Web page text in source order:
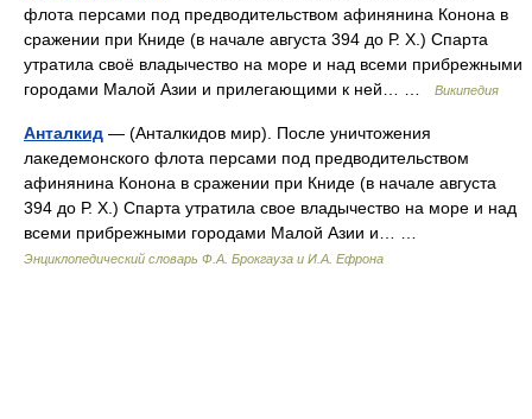
флота персами под предводительством афинянина Конона в
сражении при Книде (в начале августа 394 до Р. Х.) Спарта
утратила своё владычество на море и над всеми прибрежными
городами Малой Азии и прилегающими к ней… …
Википедия
Анталкид — (Анталкидов мир). После уничтожения
лакедемонского флота персами под предводительством
афинянина Конона в сражении при Книде (в начале августа
394 до Р. Х.) Спарта утратила свое владычество на море и над
всеми прибрежными городами Малой Азии и… …
Энциклопедический словарь Ф.А. Брокгауза и И.А. Ефрона